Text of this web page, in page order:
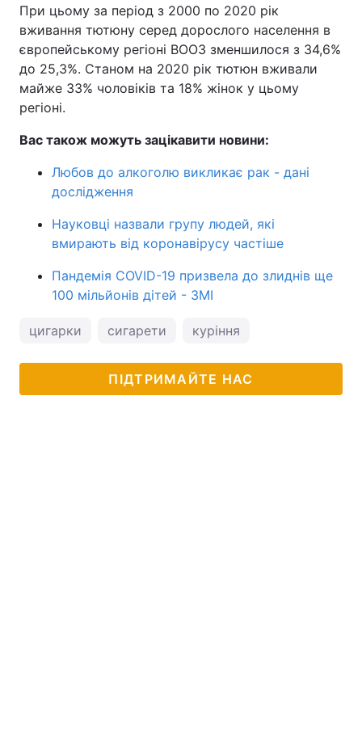
При цьому за період з 2000 по 2020 рік
вживання тютюну серед дорослого населення в
європейському регіоні ВООЗ зменшилося з 34,6%
до 25,3%. Станом на 2020 рік тютюн вживали
майже 33% чоловіків та 18% жінок у цьому
регіоні.
Вас також можуть зацікавити новини:
Любов до алкоголю викликає рак - дані
дослідження
Науковці назвали групу людей, які
вмирають від коронавірусу частіше
Пандемія COVID-19 призвела до злиднів ще
100 мільйонів дітей - ЗМІ
цигарки сигарети куріння
ПІДТРИМАЙТЕ НАС